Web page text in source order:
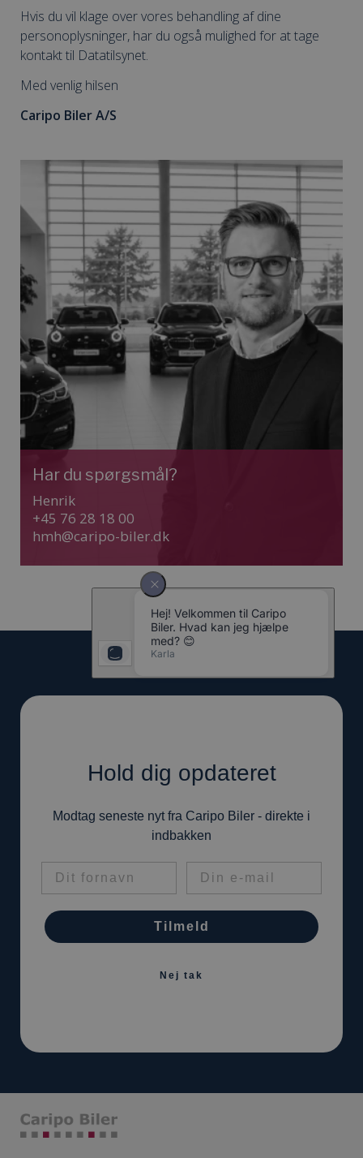
Hvis du vil klage over vores behandling af dine
personoplysninger, har du også mulighed for at tage
kontakt til Datatilsynet.
Med venlig hilsen
Caripo Biler A/S
Har du spørgsmål?
Henrik
+45 76 28 18 00
hmh@caripo-biler.dk
Hold dig opdateret
Modtag seneste nyt fra Caripo Biler - direkte i
indbakken
Tilmeld
Nej tak